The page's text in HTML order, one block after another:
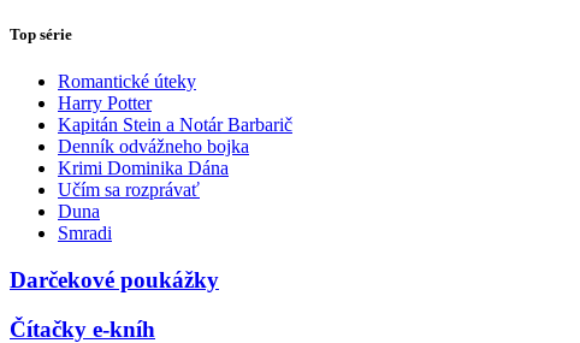
Top série
Romantické úteky
Harry Potter
Kapitán Stein a Notár Barbarič
Denník odvážneho bojka
Krimi Dominika Dána
Učím sa rozprávať
Duna
Smradi
Darčekové poukážky
Čítačky e-kníh